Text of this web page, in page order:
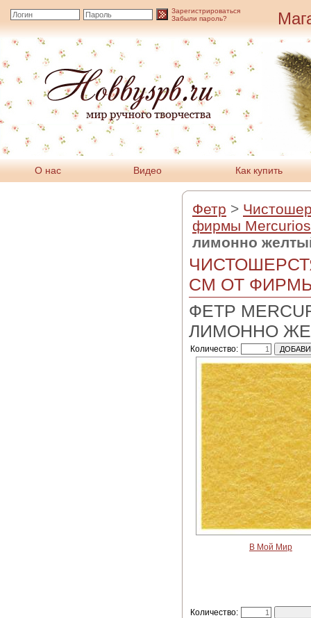
Зарегистрироваться
Забыли пароль?
О нас Видео Как купить
Фетр >
фирмы Mercurios
лимонно
СМ ОТ ФИРМЫ
ФЕТР
ЛИМОННО
Количество:
В Мой Мир
Количество: